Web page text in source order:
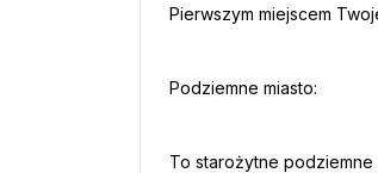
Pierwszym miejscem
Podziemne miasto:
To starożytne podziemne